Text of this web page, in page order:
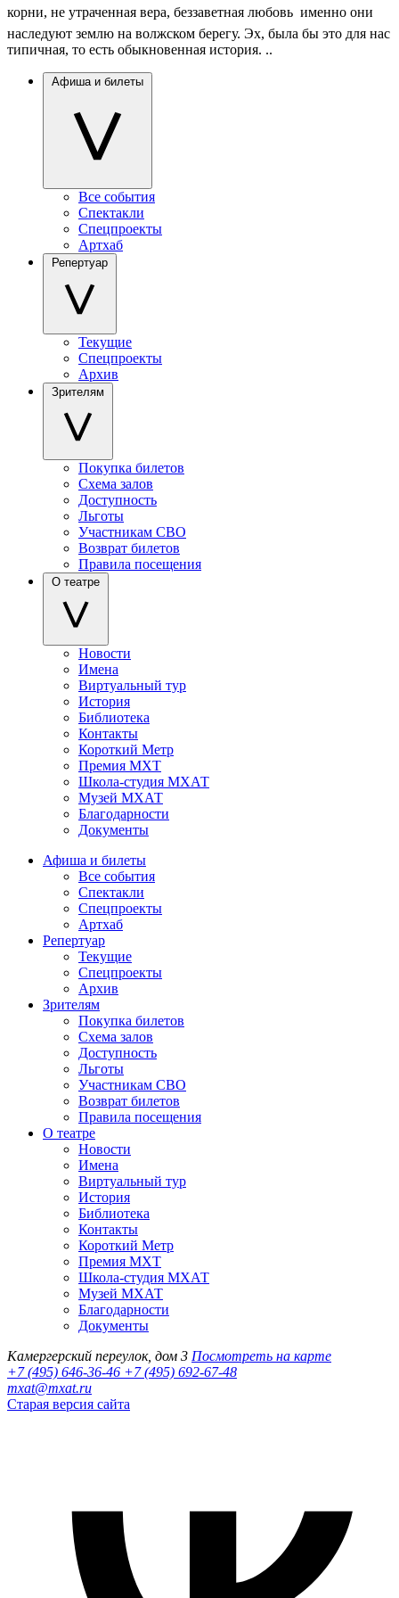
корни, не утраченная вера, беззаветная любовь  именно они
наследуют землю на волжском берегу. Эх, была бы это для нас
типичная, то есть обыкновенная история. ..
Афиша и билеты
Все события
Спектакли
Спецпроекты
Артхаб
Репертуар
Текущие
Спецпроекты
Архив
Зрителям
Покупка билетов
Схема залов
Доступность
Льготы
Участникам СВО
Возврат билетов
Правила посещения
О театре
Новости
Имена
Виртуальный тур
История
Библиотека
Контакты
Короткий Метр
Премия МХТ
Школа-студия МХАТ
Музей МХАТ
Благодарности
Документы
Афиша и билеты
Все события
Спектакли
Спецпроекты
Артхаб
Репертуар
Текущие
Спецпроекты
Архив
Зрителям
Покупка билетов
Схема залов
Доступность
Льготы
Участникам СВО
Возврат билетов
Правила посещения
О театре
Новости
Имена
Виртуальный тур
История
Библиотека
Контакты
Короткий Метр
Премия МХТ
Школа-студия МХАТ
Музей МХАТ
Благодарности
Документы
Камергерский переулок, дом 3 Посмотреть на карте
+7 (495) 646-36-46 +7 (495) 692-67-48‬
mxat@mxat.ru
Старая версия сайта